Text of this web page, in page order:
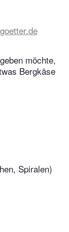
möchte,
Bergkäse
Spiralen)